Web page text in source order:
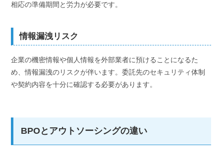
相応の準備期間と労力が必要です。
情報漏洩リスク
企業の機密情報や個人情報を外部業者に預けることになるた
め、情報漏洩のリスクが伴います。委託先のセキュリティ体制
や契約内容を十分に確認する必要があります。
BPOとアウトソーシングの違い